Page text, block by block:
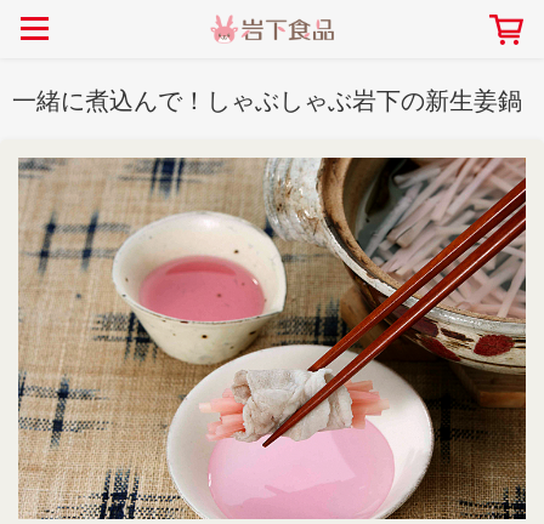
ごあいさつ 会社概要
採用情報 本社所在地
> プレスリリース
> イベント
> コラボ
> 飲食店コラボ
> ミュージアム
> イワシカちゃん
> オンラインショップ
> メディア掲載
> その他
【7月1日～8月30日】夏イベン
ト「NEW GINGER SUMMER
2026」｜岩下の新生姜ミュー
ジアム
2026.07.01
> 岩下の新生姜
> らっきょう
> オリーブ
> 梅
> その他
岩下の新生姜
> 岩下の新生姜レシピ
> オリーブレシピ
> その他のレシピ
社長おすすめ！岩下の新生姜と
豚バラ肉のくるくる巻き～細巻
きバージョン～
畑での取り組み 工場での取り組み
岩下の新生姜について 岩下のらっきょうにつ
岩下の新生姜ミュージアム
しょうがを食べてお悩
先生
岩下の新生姜万年筆インク 書く描くコンテ
スト
岩下の新生姜Sing＆
～ニュージンジャーイ
一緒に煮込んで！しゃぶしゃぶ岩下の新生姜鍋